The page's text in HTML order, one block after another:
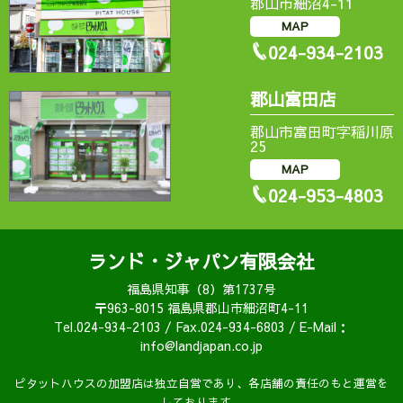
MAP
024-934-2103
郡山富田店
郡山市富田町字稲川原
25
MAP
024-953-4803
ランド・ジャパン有限会社
福島県知事（8）第1737号
〒963-8015 福島県郡山市細沼町4-11
Tel.024-934-2103 / Fax.024-934-6803 / E-Mail：
info@landjapan.co.jp
ピタットハウスの加盟店は独立自営であり、各店舗の責任のもと運営を